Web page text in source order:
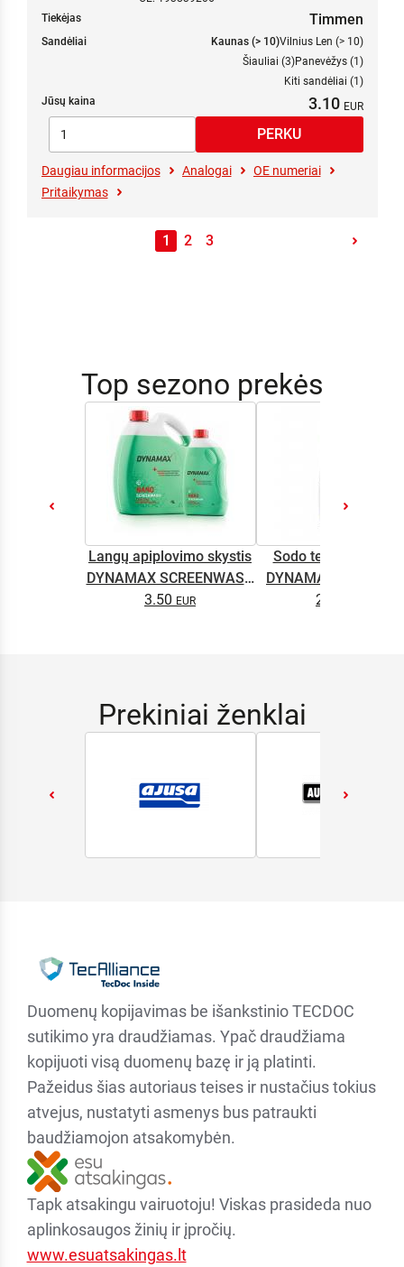
Tiekėjas
Timmen
Sandėliai Kaunas (> 10)Vilnius Len (> 10)
Šiauliai (3)Panevėžys (1)
Kiti sandėliai (1)
Jūsų kaina
3.10
Daugiau informacijos Analogai
OE numeriai
Pritaikymas
1 2 3
Top sezono prekės
Langų apiplovimo skystis
DYNAMAX SCREENWASH
NANO 4l
3.50
Sodo technikos
DYNAMAX M2T
2.65
Prekiniai ženklai
Duomenų kopijavimas be išankstinio TECDOC
sutikimo yra draudžiamas. Ypač draudžiama
kopijuoti visą duomenų bazę ir ją platinti.
Pažeidus šias autoriaus teises ir nustačius tokius
atvejus, nustatyti asmenys bus patraukti
baudžiamojon atsakomybėn.
Tapk atsakingu vairuotoju! Viskas prasideda nuo
aplinkosaugos žinių ir įpročių.
www.esuatsakingas.lt